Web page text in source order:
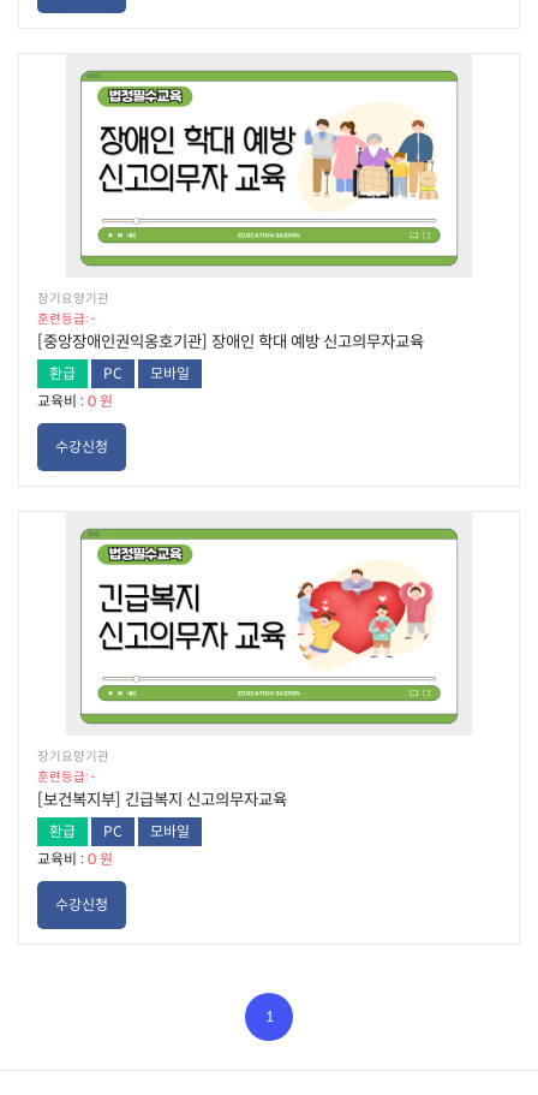
장기요양기관
훈련등급: -
[중앙장애인권익옹호기관] 장애인 학대 예방 신고의무자교육
환급 PC
모바일
교육비 : 0 원
수강신청
장기요양기관
훈련등급: -
[보건복지부] 긴급복지 신고의무자교육
환급 PC
모바일
교육비 : 0 원
수강신청
1